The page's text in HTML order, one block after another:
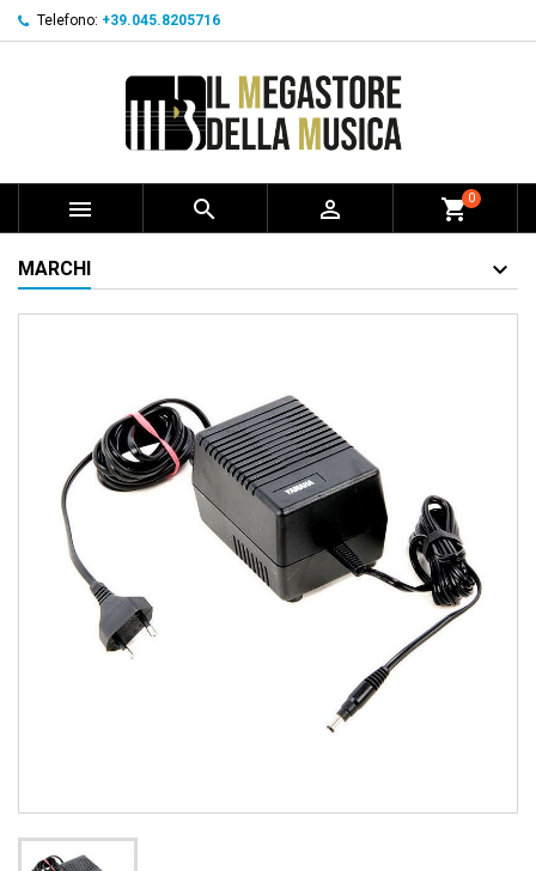
Telefono: +39.045.8205716
   shopping_cart0
MARCHI